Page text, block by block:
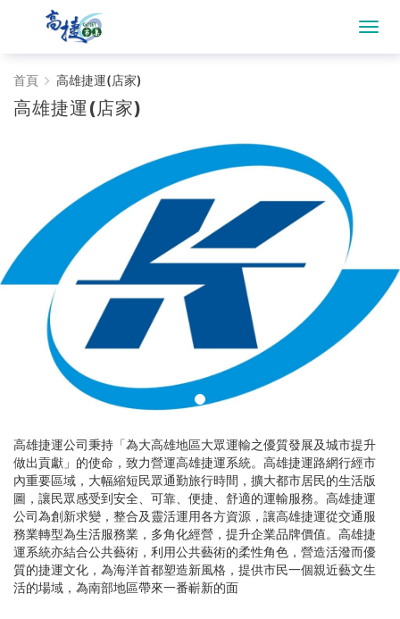
高
雄
(店
家)
-
Gojet
krtco
雄
好
玩
卡-
高
首頁 高雄捷運(店家)
高雄捷運(店家)
高雄捷運公司秉持「為大高雄地區大眾運輸之優質發展及城市提升
做出貢獻」的使命，致力營運高雄捷運系統。高雄捷運路網行經市
內重要區域，大幅縮短民眾通勤旅行時間，擴大都市居民的生活版
圖，讓民眾感受到安全、可靠、便捷、舒適的運輸服務。高雄捷運
公司為創新求變，整合及靈活運用各方資源，讓高雄捷運從交通服
務業轉型為生活服務業，多角化經營，提升企業品牌價值。高雄捷
運系統亦結合公共藝術，利用公共藝術的柔性角色，營造活潑而優
質的捷運文化，為海洋首都塑造新風格，提供市民一個親近藝文生
活的場域，為南部地區帶來一番嶄新的面